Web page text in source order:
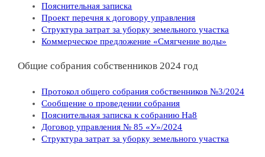
Пояснительная записка
Проект перечня к договору управления
Структура затрат за уборку земельного участка
Коммерческое предложение «Смягчение воды»
Общие собрания собственников 2024 год
Протокол общего собрания собственников №3/2024
Сообщение о проведении собрания
Пояснительная записка к собранию На8
Договор управления № 85 «У»/2024
Структура затрат за уборку земельного участка